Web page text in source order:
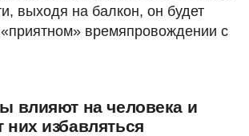
выходя на балкон, он будет
времяпровождении с
влияют на человека и
них избавляться